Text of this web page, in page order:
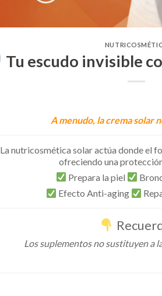
Tu escudo invisible
A menudo, la crema solar
La nutricosmética solar actúa donde el
ofreciendo una
Prepara la piel
Efecto Anti-aging
Los suplementos no sustituyen a